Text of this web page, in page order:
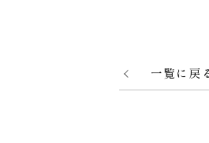
一覧に戻